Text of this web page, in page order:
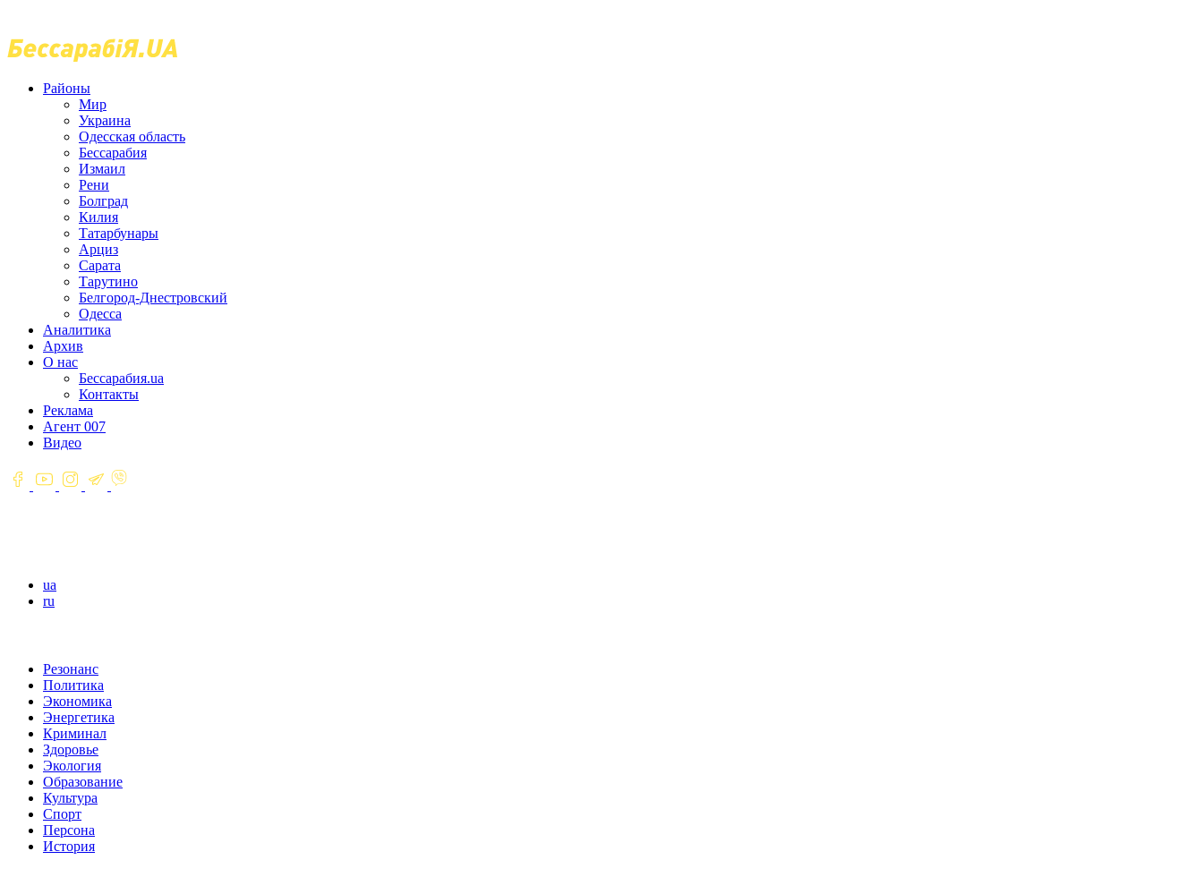
Районы
Мир
Украина
Одесская область
Бессарабия
Измаил
Рени
Болград
Килия
Татарбунары
Арциз
Сарата
Тарутино
Белгород-Днестровский
Одесса
Аналитика
Архив
О нас
Бессарабия.ua
Контакты
Реклама
Агент 007
Видео
ua
ru
Резонанс
Политика
Экономика
Энергетика
Криминал
Здоровье
Экология
Образование
Культура
Спорт
Персона
История